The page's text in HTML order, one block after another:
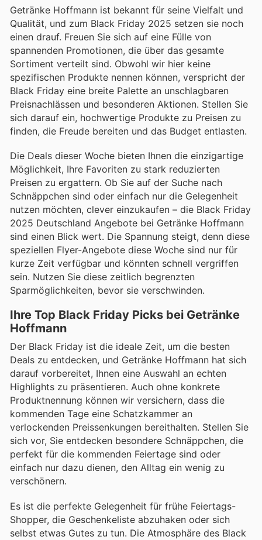
Getränke Hoffmann ist bekannt für seine Vielfalt und
Qualität, und zum Black Friday 2025 setzen sie noch
einen drauf. Freuen Sie sich auf eine Fülle von
spannenden Promotionen, die über das gesamte
Sortiment verteilt sind. Obwohl wir hier keine
spezifischen Produkte nennen können, verspricht der
Black Friday eine breite Palette an unschlagbaren
Preisnachlässen und besonderen Aktionen. Stellen Sie
sich darauf ein, hochwertige Produkte zu Preisen zu
finden, die Freude bereiten und das Budget entlasten.
Die Deals dieser Woche bieten Ihnen die einzigartige
Möglichkeit, Ihre Favoriten zu stark reduzierten
Preisen zu ergattern. Ob Sie auf der Suche nach
Schnäppchen sind oder einfach nur die Gelegenheit
nutzen möchten, clever einzukaufen – die Black Friday
2025 Deutschland Angebote bei Getränke Hoffmann
sind einen Blick wert. Die Spannung steigt, denn diese
speziellen Flyer-Angebote diese Woche sind nur für
kurze Zeit verfügbar und könnten schnell vergriffen
sein. Nutzen Sie diese zeitlich begrenzten
Sparmöglichkeiten, bevor sie verschwinden.
Ihre Top Black Friday Picks bei Getränke
Hoffmann
Der Black Friday ist die ideale Zeit, um die besten
Deals zu entdecken, und Getränke Hoffmann hat sich
darauf vorbereitet, Ihnen eine Auswahl an echten
Highlights zu präsentieren. Auch ohne konkrete
Produktnennung können wir versichern, dass die
kommenden Tage eine Schatzkammer an
verlockenden Preissenkungen bereithalten. Stellen Sie
sich vor, Sie entdecken besondere Schnäppchen, die
perfekt für die kommenden Feiertage sind oder
einfach nur dazu dienen, den Alltag ein wenig zu
verschönern.
Es ist die perfekte Gelegenheit für frühe Feiertags-
Shopper, die Geschenkeliste abzuhaken oder sich
selbst etwas Gutes zu tun. Die Atmosphäre des Black